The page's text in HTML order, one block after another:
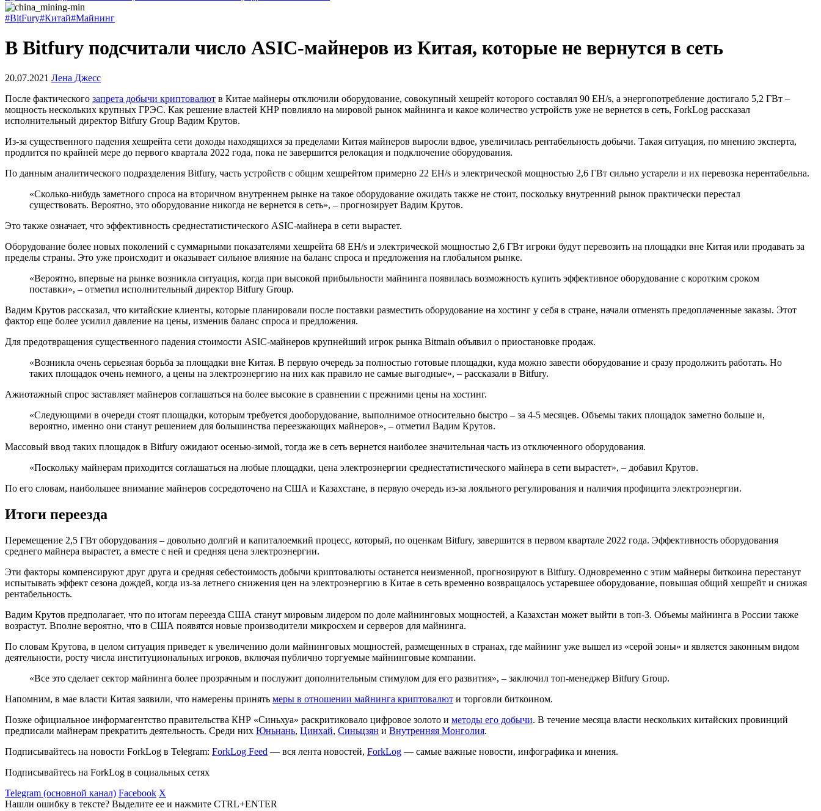
#BitFury#Китай#Майнинг
В Bitfury подсчитали число ASIC-майнеров из Китая, которые не вернутся в сеть
20.07.2021 Лена Джесс
После фактического запрета добычи криптовалют в Китае майнеры отключили оборудование, совокупный хешрейт которого составлял 90 EH/s, а энергопотребление достигало 5,2 ГВт –
мощность нескольких крупных ГРЭС. Как решение властей КНР повлияло на мировой рынок майнинга и какое количество устройств уже не вернется в сеть, ForkLog рассказал
исполнительный директор Bitfury Group Вадим Крутов.
Из-за существенного падения хешрейта сети доходы находящихся за пределами Китая майнеров выросли вдвое, увеличилась рентабельность добычи. Такая ситуация, по мнению эксперта,
продлится по крайней мере до первого квартала 2022 года, пока не завершится релокация и подключение оборудования.
По данным аналитического подразделения Bitfury, часть устройств с общим хешрейтом примерно 22 EH/s и электрической мощностью 2,6 ГВт сильно устарели и их перевозка нерентабельна.
«Сколько-нибудь заметного спроса на вторичном внутреннем рынке на такое оборудование ожидать также не стоит, поскольку внутренний рынок практически перестал
существовать. Вероятно, это оборудование никогда не вернется в сеть», – прогнозирует Вадим Крутов.
Это также означает, что эффективность среднестатистического ASIC-майнера в сети вырастет.
Оборудование более новых поколений с суммарными показателями хешрейта 68 EH/s и электрической мощностью 2,6 ГВт игроки будут перевозить на площадки вне Китая или продавать за
пределы страны. Это уже происходит и оказывает сильное влияние на баланс спроса и предложения на глобальном рынке.
«Вероятно, впервые на рынке возникла ситуация, когда при высокой прибыльности майнинга появилась возможность купить эффективное оборудование с коротким сроком
поставки», – отметил исполнительный директор Bitfury Group.
Вадим Крутов рассказал, что китайские клиенты, которые планировали после поставки разместить оборудование на хостинг у себя в стране, начали отменять предоплаченные заказы. Этот
фактор еще более усилил давление на цены, изменив баланс спроса и предложения.
Для предотвращения существенного падения стоимости ASIC-майнеров крупнейший игрок рынка Bitmain объявил о приостановке продаж.
«Возникла очень серьезная борьба за площадки вне Китая. В первую очередь за полностью готовые площадки, куда можно завести оборудование и сразу продолжить работать. Но
таких площадок очень немного, а цены на электроэнергию на них как правило не самые выгодные», – рассказали в Bitfury.
Ажиотажный спрос заставляет майнеров соглашаться на более высокие в сравнении с прежними цены на хостинг.
«Следующими в очереди стоят площадки, которым требуется дооборудование, выполнимое относительно быстро – за 4-5 месяцев. Объемы таких площадок заметно больше и,
вероятно, именно они станут решением для большинства переезжающих майнеров», – отметил Вадим Крутов.
Массовый ввод таких площадок в Bitfury ожидают осенью-зимой, тогда же в сеть вернется наиболее значительная часть из отключенного оборудования.
«Поскольку майнерам приходится соглашаться на любые площадки, цена электроэнергии среднестатистического майнера в сети вырастет», – добавил Крутов.
По его словам, наибольшее внимание майнеров сосредоточено на США и Казахстане, в первую очередь из-за лояльного регулирования и наличия профицита электроэнергии.
Итоги переезда
Перемещение 2,5 ГВт оборудования – довольно долгий и капиталоемкий процесс, который, по оценкам Bitfury, завершится в первом квартале 2022 года. Эффективность оборудования
среднего майнера вырастет, а вместе с ней и средняя цена электроэнергии.
Эти факторы компенсируют друг друга и средняя себестоимость добычи криптовалюты останется неизменной, прогнозируют в Bitfury. Одновременно с этим майнеры биткоина перестанут
испытывать эффект сезона дождей, когда из-за летнего снижения цен на электроэнергию в Китае в сеть временно возвращалось устаревшее оборудование, повышая общий хешрейт и снижая
рентабельность.
Вадим Крутов предполагает, что по итогам переезда США станут мировым лидером по доле майнинговых мощностей, а Казахстан может выйти в топ-3. Объемы майнинга в России также
возрастут. Вполне вероятно, что в США появятся новые производители микросхем и серверов для майнинга.
По словам Крутова, в целом ситуация приведет к увеличению доли майнинговых мощностей, размещенных в странах, где майнинг уже вышел из «серой зоны» и является законным видом
деятельности, росту числа институциональных игроков, включая публично торгуемые майнинговые компании.
«Все это сделает сектор майнинга более прозрачным и послужит дополнительным стимулом для его развития», – заключил топ-менеджер Bitfury Group.
Напомним, в мае власти Китая заявили, что намерены принять меры в отношении майнинга криптовалют и торговли биткоином.
Позже официальное информагентство правительства КНР «Синьхуа» раскритиковало цифровое золото и методы его добычи. В течение месяца власти нескольких китайских провинций
предписали майнерам прекратить деятельность. Среди них Юньнань, Цинхай, Синьцзян и Внутренняя Монголия.
Подписывайтесь на новости ForkLog в Telegram: ForkLog Feed — вся лента новостей, ForkLog — самые важные новости, инфографика и мнения.
Подписывайтесь на ForkLog в социальных сетях
Telegram (основной канал) Facebook X
Нашли ошибку в тексте? Выделите ее и нажмите CTRL+ENTER